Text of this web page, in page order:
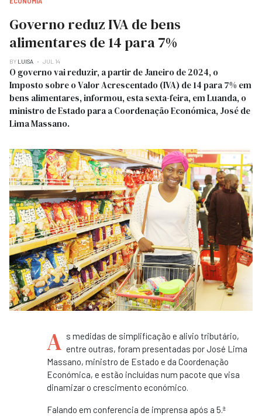
Governo reduz IVA de bens
alimentares de 14 para 7%
BY LUISA JUL 14
O governo vai reduzir, a partir de Janeiro de 2024, o
Imposto sobre o Valor Acrescentado (IVA) de 14 para 7% em
bens alimentares, informou, esta sexta-feira, em Luanda, o
ministro de Estado para a Coordenação Económica, José de
Lima Massano.
A s medidas de simplificação e alivio tributário,
entre outras, foram presentadas por José Lima
Massano, ministro de Estado e da Coordenação
Económica, e estão incluídas num pacote que visa
dinamizar o crescimento económico.
Falando em conferencia de imprensa após a 5.ª